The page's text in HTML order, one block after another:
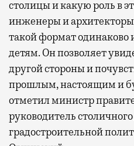
столицы и какую роль в
инженеры и
такой формат одинаково
детям. Он позволяет
другой стороны и
прошлым, настоящим и
отметил министр
руководитель
градостроительной